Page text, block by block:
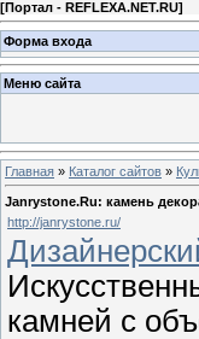
[Портал - REFLEXA.NET.RU]
Форма входа
Меню сайта
Главная » Каталог сайтов »
Janrystone.Ru: камень
http://janrystone.ru/
камней с